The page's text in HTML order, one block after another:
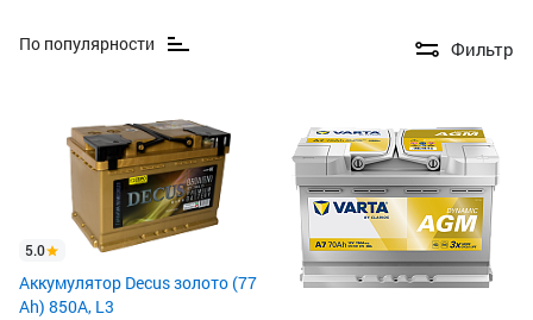
По популярности Фильтр
5.0
Аккумулятор Decus золото (77
Ah) 850А, L3